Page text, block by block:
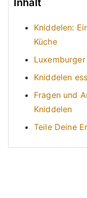
Inhalt
Kniddelen:
Küche
Kniddelen
Fragen und
Kniddelen
Teile Deine